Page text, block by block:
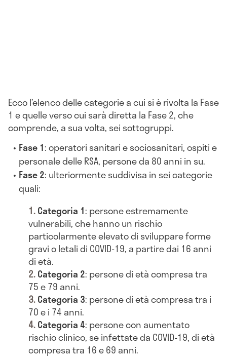
Ecco l’elenco delle categorie a cui si è rivolta la Fase
1 e quelle verso cui sarà diretta la Fase 2, che
comprende, a sua volta, sei sottogruppi.
Fase 1: operatori sanitari e sociosanitari, ospiti e
personale delle RSA, persone da 80 anni in su.
Fase 2: ulteriormente suddivisa in sei categorie
quali:
Categoria 1: persone estremamente
vulnerabili, che hanno un rischio
particolarmente elevato di sviluppare forme
gravi o letali di COVID-19, a partire dai 16 anni
di età.
Categoria 2: persone di età compresa tra
75 e 79 anni.
Categoria 3: persone di età compresa tra i
70 e i 74 anni.
Categoria 4: persone con aumentato
rischio clinico, se infettate da COVID-19, di età
compresa tra 16 e 69 anni.